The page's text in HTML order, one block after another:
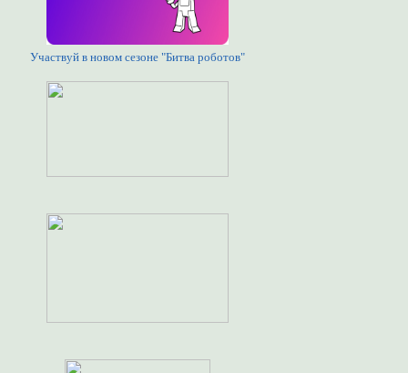
Участвуй в новом сезоне "Битва роботов"